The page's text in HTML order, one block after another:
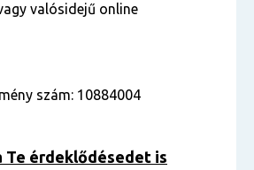
valósidejű online
szám: 10884004
Te érdeklődésedet is